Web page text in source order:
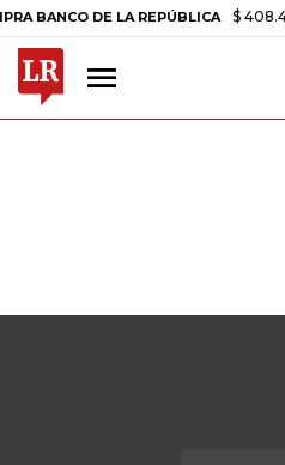
DE LA REPÚBLICA $ 408.498,97